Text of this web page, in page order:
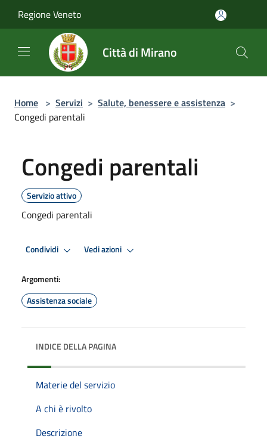
Regione Veneto
Città di Mirano
Home > Servizi > Salute, benessere e assistenza >
Congedi parentali
Congedi parentali
Servizio attivo
Congedi parentali
Condividi Vedi azioni
Argomenti:
Assistenza sociale
INDICE DELLA PAGINA
Materie del servizio
A chi è rivolto
Descrizione